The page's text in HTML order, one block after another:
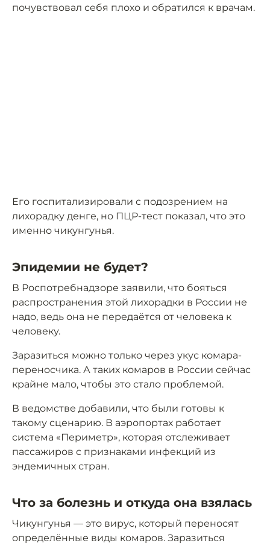
почувствовал себя плохо и обратился к врачам.
Его госпитализировали с подозрением на
лихорадку денге, но ПЦР-тест показал, что это
именно чикунгунья.
Эпидемии не будет?
В Роспотребнадзоре заявили, что бояться
распространения этой лихорадки в России не
надо, ведь она не передаётся от человека к
человеку.
Заразиться можно только через укус комара-
переносчика. А таких комаров в России сейчас
крайне мало, чтобы это стало проблемой.
В ведомстве добавили, что были готовы к
такому сценарию. В аэропортах работает
система «Периметр», которая отслеживает
пассажиров с признаками инфекций из
эндемичных стран.
Что за болезнь и откуда она взялась
Чикунгунья — это вирус, который переносят
определённые виды комаров. Заразиться